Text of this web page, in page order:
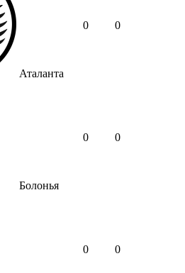
Аталанта
0 0
Болонья
0 0
0 0